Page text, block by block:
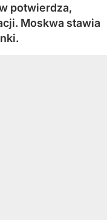
potwierdza,
Moskwa stawia